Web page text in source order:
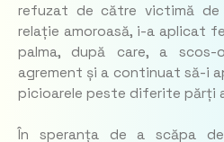
refuzat de către victimă
relație amoroasă, i-a aplicat
palma, după care, a
agrement și a continuat să-i
picioarele peste diferite părți
În speranța de a scăpa